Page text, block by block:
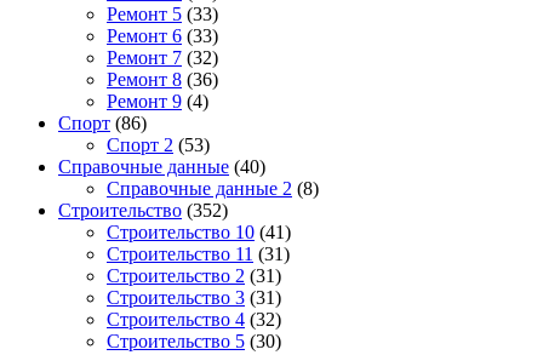
Ремонт 5 (33)
Ремонт 6 (33)
Ремонт 7 (32)
Ремонт 8 (36)
Ремонт 9 (4)
Спорт (86)
Спорт 2 (53)
Справочные данные (40)
Справочные данные 2 (8)
Строительство (352)
Строительство 10 (41)
Строительство 11 (31)
Строительство 2 (31)
Строительство 3 (31)
Строительство 4 (32)
Строительство 5 (30)